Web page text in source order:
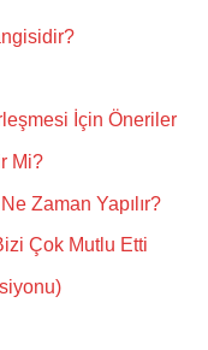
İçin Öneriler
Mi?
Zaman Yapılır?
Çok Mutlu Etti